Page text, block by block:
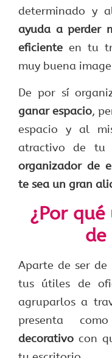
determinado y
ayuda a perder
eficiente en tu
muy buena
De por sí
ganar espacio,
espacio y al
atractivo de tu
organizador de
te sea un gran
¿Por
de
Aparte de ser
tus útiles de
agruparlos a
presenta
decorativo con